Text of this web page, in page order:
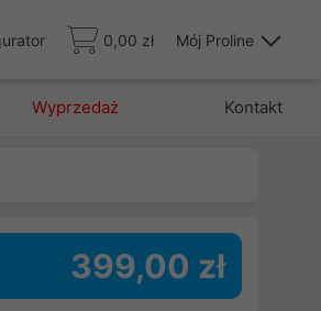
0,00 zł Mój Proline
Wyprzedaż Kontakt
399,00 zł